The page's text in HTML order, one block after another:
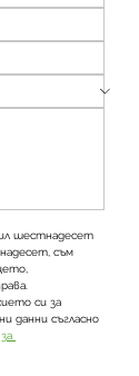
шестнадесет
съм
си за
данни съгласно